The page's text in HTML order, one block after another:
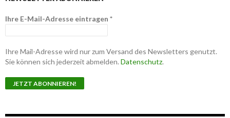
Ihre E-Mail-Adresse eintragen *
Ihre Mail-Adresse wird nur zum Versand des Newsletters genutzt.
Sie können sich jederzeit abmelden. Datenschutz.